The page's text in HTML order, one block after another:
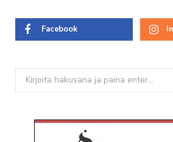
Facebook
Search
for: